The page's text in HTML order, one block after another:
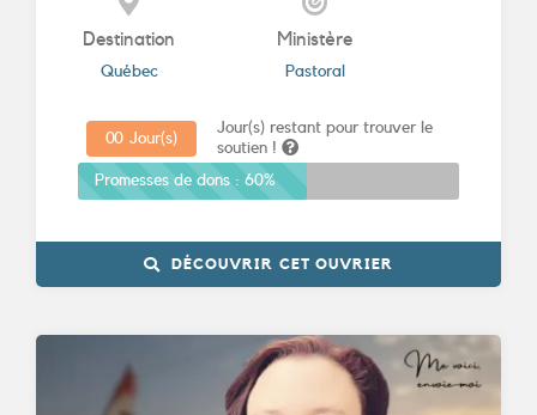
Destination
Québec
Ministère
Pastoral
Jour(s) restant pour trouver le
soutien !
00 Jour(s)
Promesses de dons : 60%
DÉCOUVRIR CET OUVRIER